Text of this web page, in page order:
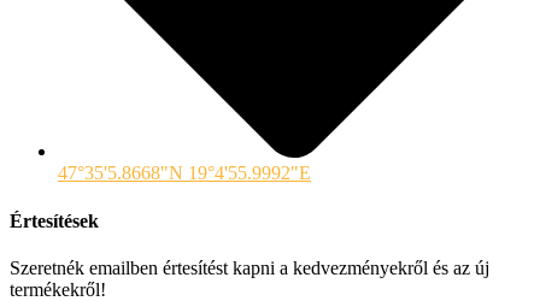
47°35'5.8668"N 19°4'55.9992"E
Értesítések
Szeretnék emailben értesítést kapni a kedvezményekről és az új
termékekről!